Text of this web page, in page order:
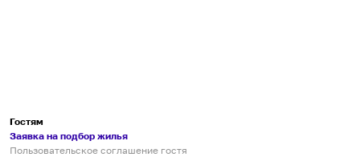
Гостям
Заявка на подбор жилья
Пользовательское соглашение гостя